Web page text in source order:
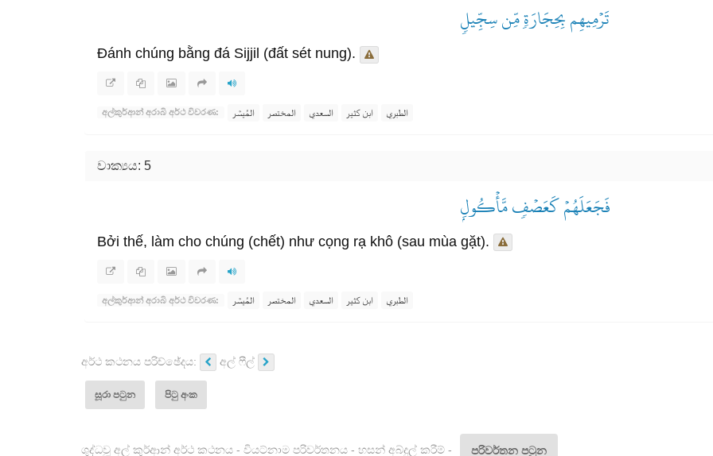
تَرۡمِيهِم بِحِجَارَةٖ مِّن سِجِّيلٖ
Đánh chúng bằng đá Sijjil (đất sét nung).
අල්කුර්ආන් අරාබි අර්ථ විවරණ: المُيسَّر المختصر السعدي ابن كثير الطبري
වාක්‍යය: 5
فَجَعَلَهُمۡ كَعَصۡفٖ مَّأۡكُولِۭ
Bởi thế, làm cho chúng (chết) như cọng rạ khô (sau mùa gặt).
අල්කුර්ආන් අරාබි අර්ථ විවරණ: المُيسَّر المختصر السعدي ابن كثير الطبري
අර්ථ කථනය පරිච්ඡේදය: අල් ෆීල්
සූරා පටුන පිටු අංක
ශුද්ධවූ අල් කුර්ආන් අර්ථ කථනය - වියට්නාම පරිවර්තනය - හසන් අබ්දුල් කරීම් - පරිවර්තන පටුන